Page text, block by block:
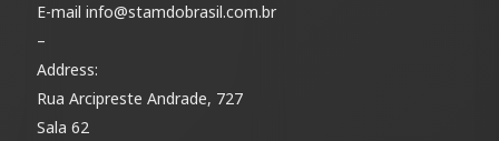
E-mailinfo@stamdobrasil.com.br
–
Address:
Rua Arcipreste Andrade, 727
Sala 62